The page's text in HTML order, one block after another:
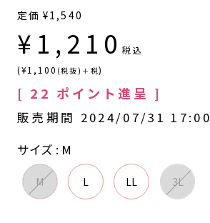
定価 ¥1,540
¥ 1,210 税込
(¥1,100 (税抜)＋税)
[ 22 ポイント進呈 ]
販売期間 2024/07/31 17:00
サイズ
M
M L LL 3L